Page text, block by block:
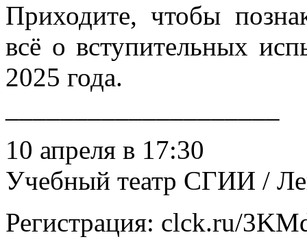
Приходите, чтобы
всё о вступительных
2025 года.
10 апреля в 17:30
Учебный театр СГИИ /
Регистрация: clck.ru/